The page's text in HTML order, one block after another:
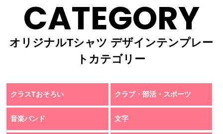
CATEGORY
オリジナルTシャツ デザインテンプレー
トカテゴリー
クラスTおそろい クラブ・部活・スポーツ
音楽バンド 文字